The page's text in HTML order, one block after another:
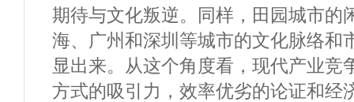
期待与文化叛逆。同样，田园城市的
海、广州和深圳等城市的文化脉络和
显出来。从这个角度看，现代产业竞
方式的吸引力，效率优劣的论证和经